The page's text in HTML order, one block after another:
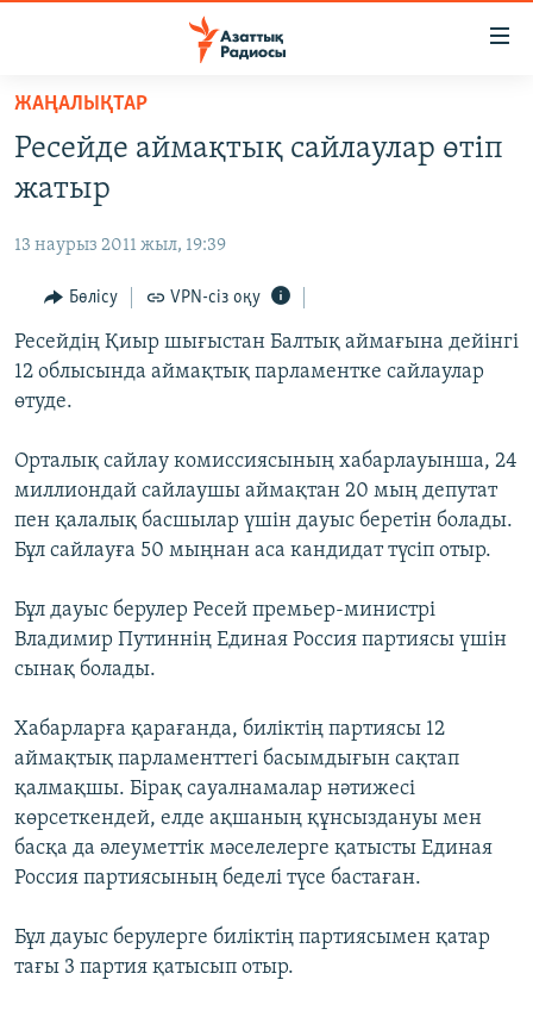
Skip
main
content
to
Navigation
Skip
to
Search
AZATTYQTV
ҚАҢТАР ОҚИҒАСЫ
АДАМ ҚҰҚЫҚТАРЫ
ӘЛЕУМЕТ
ӘЛЕМ
Русский
ЖАЗЫЛЫҢЫЗ
Басқа тілдерде
ЖАҢАЛЫҚТАР
Ресейде аймақтық сайлаулар өтіп
жатыр
13 наурыз 2011 жыл, 19:39
Бөлісу VPN-сіз оқу
Ресейдің Қиыр шығыстан Балтық аймағына дейінгі
12 облысында аймақтық парламентке сайлаулар
өтуде.
Орталық сайлау комиссиясының хабарлауынша, 24
миллиондай сайлаушы аймақтан 20 мың депутат
пен қалалық басшылар үшін дауыс беретін болады.
Бұл сайлауға 50 мыңнан аса кандидат түсіп отыр.
Бұл дауыс берулер Ресей премьер-министрі
Владимир Путиннің Единая Россия партиясы үшін
сынақ болады.
Хабарларға қарағанда, биліктің партиясы 12
аймақтық парламенттегі басымдығын сақтап
қалмақшы. Бірақ сауалнамалар нәтижесі
көрсеткендей, елде ақшаның құнсыздануы мен
басқа да әлеуметтік мәселелерге қатысты Единая
Россия партиясының беделі түсе бастаған.
Бұл дауыс берулерге биліктің партиясымен қатар
тағы 3 партия қатысып отыр.